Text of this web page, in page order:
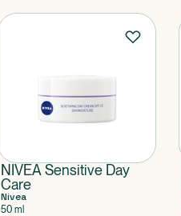
NIVEA Sensitive Day
Care
Nivea
50 ml